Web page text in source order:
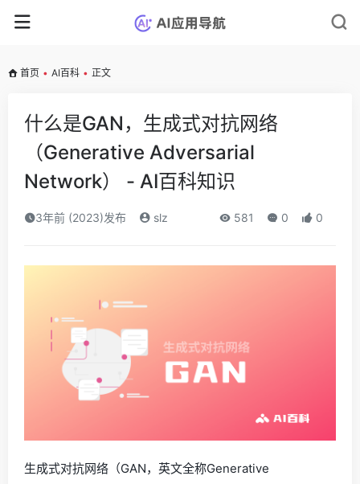
首页 • AI百科 • 正文
什么是GAN，生成式对抗网络
（Generative Adversarial
Network） - AI百科知识
3年前 (2023)发布 slz 581 0 0
生成式对抗网络（GAN，英文全称Generative